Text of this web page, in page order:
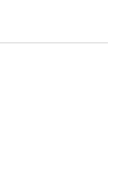
í annað